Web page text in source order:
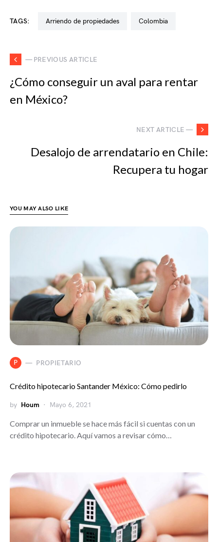
TAGS: arriendo de propiedades colombia
— PREVIOUS ARTICLE
¿Cómo conseguir un aval para rentar
en México?
NEXT ARTICLE —
Desalojo de arrendatario en Chile:
Recupera tu hogar
YOU MAY ALSO LIKE
P PROPIETARIO
Crédito hipotecario Santander México: Cómo pedirlo
by Houm Mayo 6, 2021
Comprar un inmueble se hace más fácil si cuentas con un
crédito hipotecario. Aquí vamos a revisar cómo…